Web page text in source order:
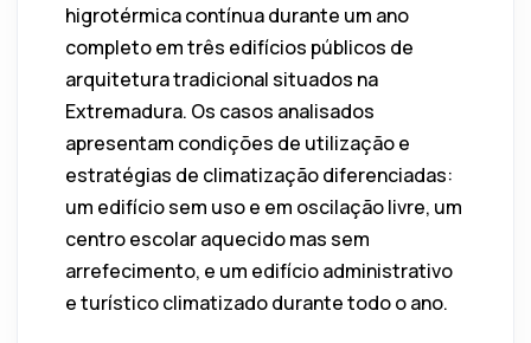
higrotérmica contínua durante um ano
completo em três edifícios públicos de
arquitetura tradicional situados na
Extremadura. Os casos analisados
apresentam condições de utilização e
estratégias de climatização diferenciadas:
um edifício sem uso e em oscilação livre, um
centro escolar aquecido mas sem
arrefecimento, e um edifício administrativo
e turístico climatizado durante todo o ano.